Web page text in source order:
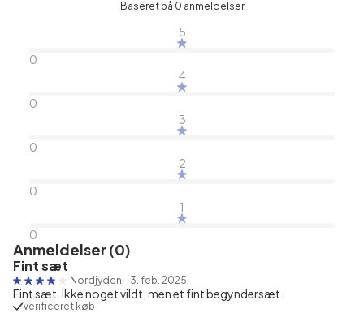
Baseret på 0 anmeldelser
5
0
4
0
3
0
2
0
1
0
Anmeldelser (0)
Fint sæt
Nordjyden - 3. feb. 2025
Fint sæt. Ikke noget vildt, men et fint begyndersæt.
Verificeret køb